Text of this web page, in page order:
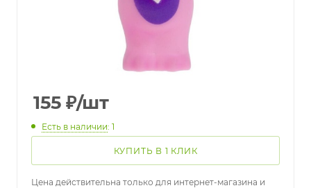
155 ₽/шт
Есть в наличии: 1
КУПИТЬ В 1 КЛИК
Цена действительна только для интернет-магазина и